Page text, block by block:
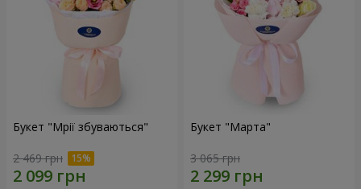
Букет "Мрії збуваються"
2 469 грн
Букет "Марта"
3 065 грн